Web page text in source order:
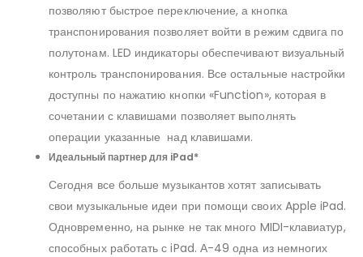
позволяют быстрое переключение, а кнопка
транспонирования позволяет войти в режим сдвига по
полутонам. LED индикаторы обеспечивают визуальный
контроль транспонирования. Все остальные настройки
доступны по нажатию кнопки «Function», которая в
сочетании с клавишами позволяет выполнять
операции указанные над клавишами.
Идеальный партнер для iPad*
Сегодня все больше музыкантов хотят записывать
свои музыкальные идеи при помощи своих Apple iPad.
Одновременно, на рынке не так много MIDI-клавиатур,
способных работать с iPad. А-49 одна из немногих